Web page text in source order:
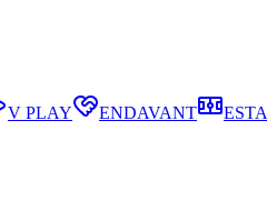
V PLAY ENDAVANT